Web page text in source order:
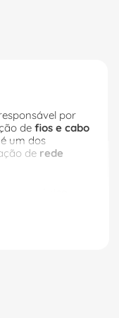
por
de fios e cabo
um dos
de rede